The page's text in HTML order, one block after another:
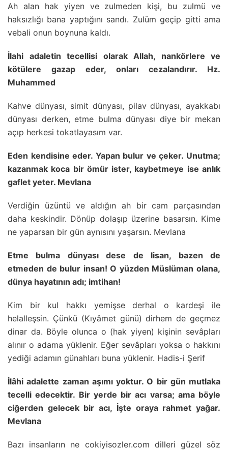
Ah alan hak yiyen ve zulmeden kişi, bu zulmü ve
haksızlığı bana yaptığını sandı. Zulüm geçip gitti ama
vebali onun boynuna kaldı.
İlahi adaletin tecellisi olarak Allah, nankörlere ve
kötülere gazap eder, onları cezalandırır. Hz.
Muhammed
Kahve dünyası, simit dünyası, pilav dünyası, ayakkabı
dünyası derken, etme bulma dünyası diye bir mekan
açıp herkesi tokatlayasım var.
Eden kendisine eder. Yapan bulur ve çeker. Unutma;
kazanmak koca bir ömür ister, kaybetmeye ise anlık
gaflet yeter. Mevlana
Verdiğin üzüntü ve aldığın ah bir cam parçasından
daha keskindir. Dönüp dolaşıp üzerine basarsın. Kime
ne yaparsan bir gün aynısını yaşarsın. Mevlana
Etme bulma dünyası dese de lisan, bazen de
etmeden de bulur insan! O yüzden Müslüman olana,
dünya hayatının adı; imtihan!
Kim bir kul hakkı yemişse derhal o kardeşi ile
helalleşsin. Çünkü (Kıyâmet günü) dirhem de geçmez
dinar da. Böyle olunca o (hak yiyen) kişinin sevâpları
alınır o adama yüklenir. Eğer sevâpları yoksa o hakkını
yediği adamın günahları buna yüklenir. Hadis-i Şerif
İlâhi adalette zaman aşımı yoktur. O bir gün mutlaka
tecelli edecektir. Bir yerde bir acı varsa; ama böyle
ciğerden gelecek bir acı, İşte oraya rahmet yağar.
Mevlana
Bazı insanların ne cokiyisozler.com dilleri güzel söz